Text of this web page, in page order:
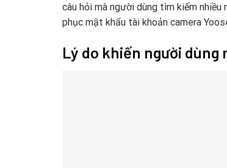
câu hỏi mà người dùng tìm kiếm nhiều
phục mật khẩu tài khoản camera
Lý do khiến người dùng